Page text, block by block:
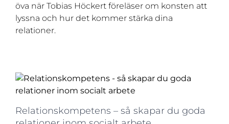
öva när Tobias Höckert föreläser om konsten att
lyssna och hur det kommer stärka dina
relationer.
Relationskompetens – så skapar du goda